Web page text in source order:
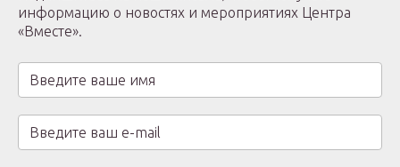
информацию о новостях и мероприятиях Центра
«Вместе».